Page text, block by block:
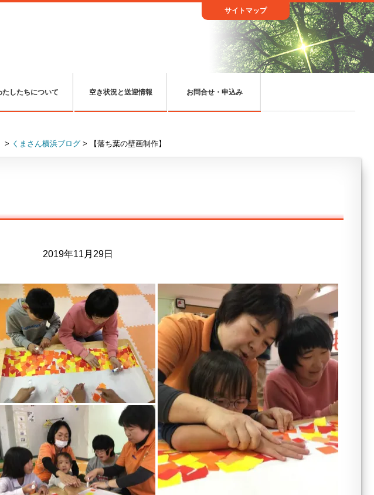
サイトマップ
たしたちについて 空き状況と送迎情報 お問合せ・申込み
> くまさん横浜ブログ > 【落ち葉の壁画制作】
2019年11月29日